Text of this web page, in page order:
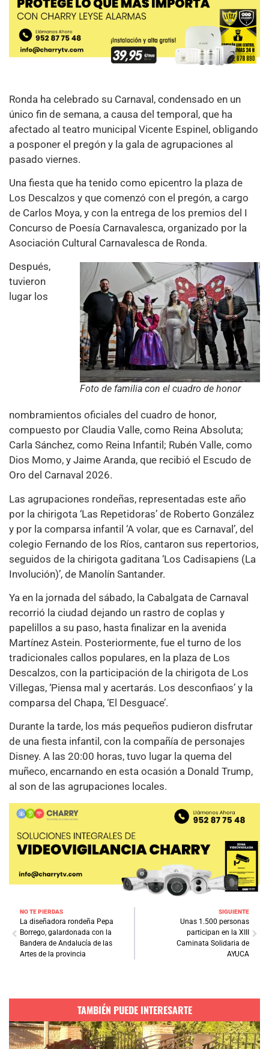
Ronda ha celebrado su Carnaval, condensado en un
único fin de semana, a causa del temporal, que ha
afectado al teatro municipal Vicente Espinel, obligando
a posponer el pregón y la gala de agrupaciones al
pasado viernes.
Una fiesta que ha tenido como epicentro la plaza de
Los Descalzos y que comenzó con el pregón, a cargo
de Carlos Moya, y con la entrega de los premios del I
Concurso de Poesía Carnavalesca, organizado por la
Asociación Cultural Carnavalesca de Ronda.
Foto de familia con el cuadro de honor
Después,
tuvieron
lugar los
nombramientos oficiales del cuadro de honor,
compuesto por Claudia Valle, como Reina Absoluta;
Carla Sánchez, como Reina Infantil; Rubén Valle, como
Dios Momo, y Jaime Aranda, que recibió el Escudo de
Oro del Carnaval 2026.
Las agrupaciones rondeñas, representadas este año
por la chirigota ‘Las Repetidoras’ de Roberto González
y por la comparsa infantil ‘A volar, que es Carnaval’, del
colegio Fernando de los Ríos, cantaron sus repertorios,
seguidos de la chirigota gaditana ‘Los Cadisapiens (La
Involución)’, de Manolín Santander.
Ya en la jornada del sábado, la Cabalgata de Carnaval
recorrió la ciudad dejando un rastro de coplas y
papelillos a su paso, hasta finalizar en la avenida
Martínez Astein. Posteriormente, fue el turno de los
tradicionales callos populares, en la plaza de Los
Descalzos, con la participación de la chirigota de Los
Villegas, ‘Piensa mal y acertarás. Los desconfiaos’ y la
comparsa del Chapa, ‘El Desguace’.
Durante la tarde, los más pequeños pudieron disfrutar
de una fiesta infantil, con la compañía de personajes
Disney. A las 20:00 horas, tuvo lugar la quema del
muñeco, encarnando en esta ocasión a Donald Trump,
al son de las agrupaciones locales.
NO TE PIERDAS
La diseñadora rondeña Pepa
Borrego, galardonada con la
Bandera de Andalucía de las
Artes de la provincia
SIGUIENTE
Unas 1.500 personas
participan en la XIII
Caminata Solidaria de
AYUCA
TAMBIÉN PUEDE INTERESARTE